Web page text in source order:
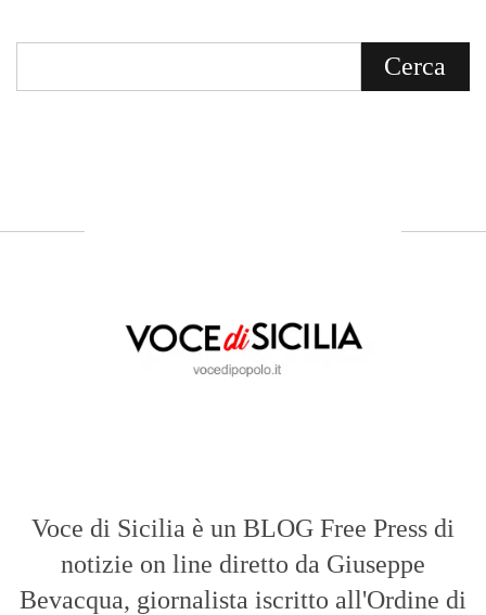
Voce di Sicilia è un BLOG Free Press di
notizie on line diretto da Giuseppe
Bevacqua, giornalista iscritto all'Ordine di